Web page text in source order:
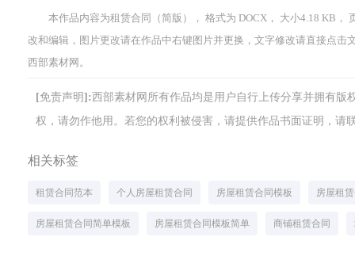
本作品内容为租赁合同（简版）， 格式为 DOCX， 大小4.18 KB，
改和编辑，图片更改请在作品中右键图片并更换，文字修改请直接点
西部素材网。
[免责声明]:西部素材网所有作品均是用户自行上传分享并拥有
权，请勿作他用。若您的权利被侵害，请提供作品书面证明，请
相关标签
租赁合同范本 个人房屋租赁合同 房屋租赁合同模板 房屋租
房屋租赁合同简单模板 房屋租赁合同模板简单 商铺租赁合同